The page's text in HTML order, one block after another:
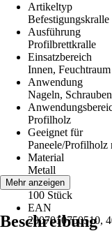
Artikeltyp
Befestigungskralle
Ausführung
Profilbrettkralle
Einsatzbereich
Innen, Feuchtraum
Anwendung
Nageln, Schrauben
Profilholz
Geeignet für
Paneele/Profilholz
Material
Metall
Inhalt
100 Stück
EAN
2007010750510,
Mehr anzeigen
Beschreibung